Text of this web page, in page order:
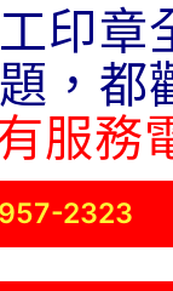
印章
，都
服務
2323